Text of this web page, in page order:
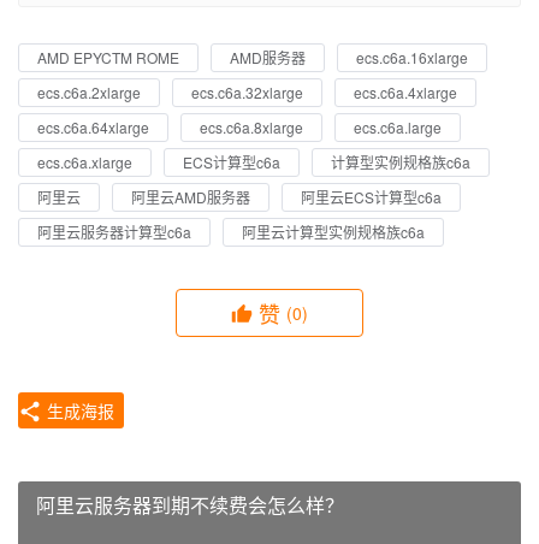
AMD EPYCTM ROME AMD服务器
ecs.c6a.16xlarge
ecs.c6a.2xlarge
ecs.c6a.32xlarge
ecs.c6a.4xlarge
ecs.c6a.64xlarge
ecs.c6a.8xlarge
ecs.c6a.large
ecs.c6a.xlarge
ECS计算型c6a
计算型实例规格族c6a
阿里云
阿里云AMD服务器
阿里云ECS计算型c6a
阿里云服务器计算型c6a
阿里云计算型实例规格族c6a
赞 (0)
生成海报
阿里云服务器到期不续费会怎么样？